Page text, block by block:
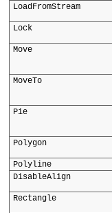
LoadFromStream
Lock
Move
MoveTo
Pie
Polygon
Polyline
DisableAlign
Rectangle